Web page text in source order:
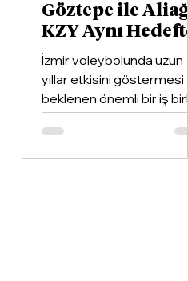
Göztepe ile
KZY Aynı
İzmir voleybolunda uzun
yıllar etkisini göstermesi
beklenen önemli bir iş
hayata geçirildi. Kentin
kulüplerinden Göztepe
Spor Kulübü ile İzmir'in en